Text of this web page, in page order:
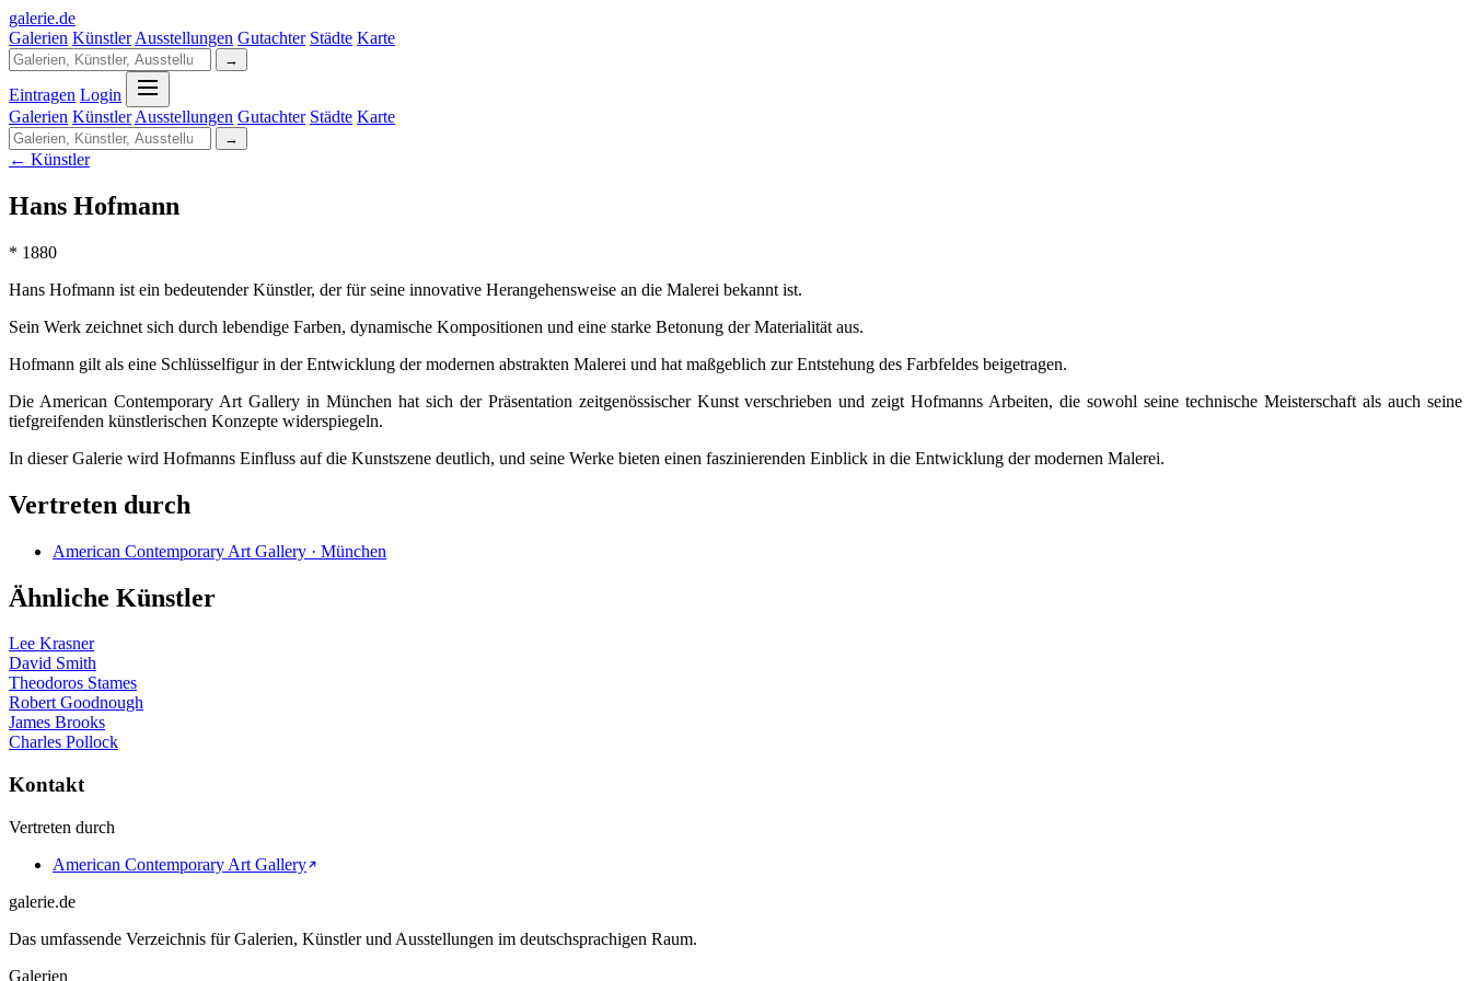
galerie.de
Galerien Künstler Ausstellungen Gutachter Städte Karte
→
Eintragen Login
Galerien Künstler Ausstellungen Gutachter Städte Karte
→
← Künstler
Hans Hofmann
* 1880
Hans Hofmann ist ein bedeutender Künstler, der für seine innovative Herangehensweise an die Malerei bekannt ist.
Sein Werk zeichnet sich durch lebendige Farben, dynamische Kompositionen und eine starke Betonung der Materialität aus.
Hofmann gilt als eine Schlüsselfigur in der Entwicklung der modernen abstrakten Malerei und hat maßgeblich zur Entstehung des Farbfeldes beigetragen.
Die American Contemporary Art Gallery in München hat sich der Präsentation zeitgenössischer Kunst verschrieben und zeigt Hofmanns Arbeiten, die sowohl seine technische Meisterschaft als auch seine
tiefgreifenden künstlerischen Konzepte widerspiegeln.
In dieser Galerie wird Hofmanns Einfluss auf die Kunstszene deutlich, und seine Werke bieten einen faszinierenden Einblick in die Entwicklung der modernen Malerei.
Vertreten durch
American Contemporary Art Gallery · München
Ähnliche Künstler
Lee Krasner
David Smith
Theodoros Stames
Robert Goodnough
James Brooks
Charles Pollock
Kontakt
Vertreten durch
American Contemporary Art Gallery
galerie.de
Das umfassende Verzeichnis für Galerien, Künstler und Ausstellungen im deutschsprachigen Raum.
Galerien